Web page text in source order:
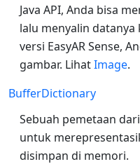
Java API, Anda bisa
lalu menyalin datanya
versi EasyAR Sense,
gambar. LihatImage.
BufferDictionary
Sebuah pemetaan
untuk
disimpan di memori.